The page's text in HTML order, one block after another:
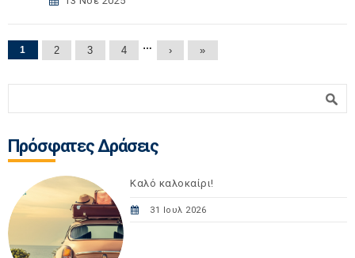
Σελίδες
1 2 3 4 … › »
Πρόσφατες Δράσεις
Καλό καλοκαίρι!
31 Ιουλ 2026